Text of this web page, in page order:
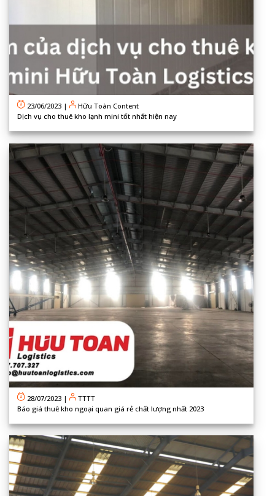
23/06/2023 |
Hữu Toàn Content
Dịch vụ cho thuê kho lạnh mini tốt nhất hiện nay
28/07/2023 |
TTTT
Báo giá thuê kho ngoại quan giá rẻ chất lượng nhất 2023